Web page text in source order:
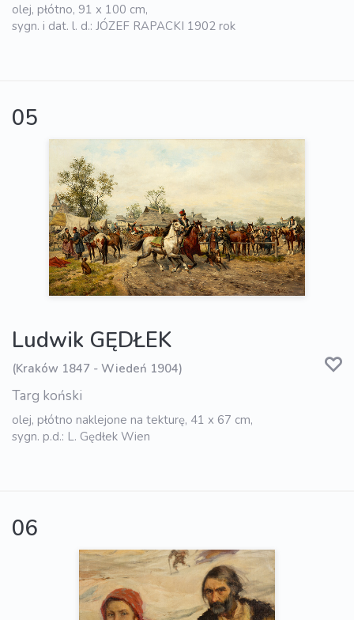
olej, płótno, 91 x 100 cm,
sygn. i dat. l. d.: JÓZEF RAPACKI 1902 rok
05
Ludwik GĘDŁEK
(Kraków 1847 - Wiedeń 1904)
Targ koński
olej, płótno naklejone na tekturę, 41 x 67 cm,
sygn. p.d.: L. Gędłek Wien
06